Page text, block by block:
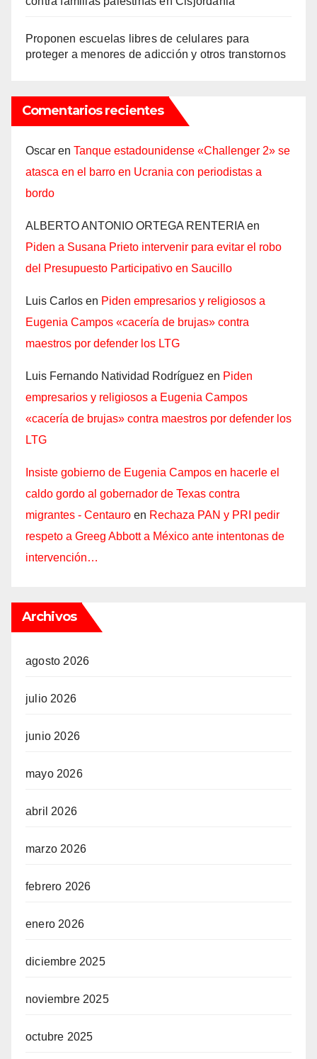
Proponen escuelas libres de celulares para
proteger a menores de adicción y otros transtornos
Comentarios recientes
Oscar en Tanque estadounidense «Challenger 2» se
atasca en el barro en Ucrania con periodistas a
bordo
ALBERTO ANTONIO ORTEGA RENTERIA en
Piden a Susana Prieto intervenir para evitar el robo
del Presupuesto Participativo en Saucillo
Luis Carlos en Piden empresarios y religiosos a
Eugenia Campos «cacería de brujas» contra
maestros por defender los LTG
Luis Fernando Natividad Rodríguez en Piden
empresarios y religiosos a Eugenia Campos
«cacería de brujas» contra maestros por defender los
LTG
Insiste gobierno de Eugenia Campos en hacerle el
caldo gordo al gobernador de Texas contra
migrantes - Centauro en Rechaza PAN y PRI pedir
respeto a Greeg Abbott a México ante intentonas de
intervención…
Archivos
agosto 2026
julio 2026
junio 2026
mayo 2026
abril 2026
marzo 2026
febrero 2026
enero 2026
diciembre 2025
noviembre 2025
octubre 2025